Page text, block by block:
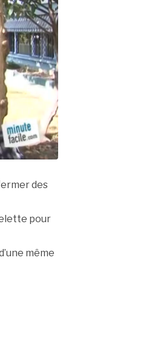
des
pour
même